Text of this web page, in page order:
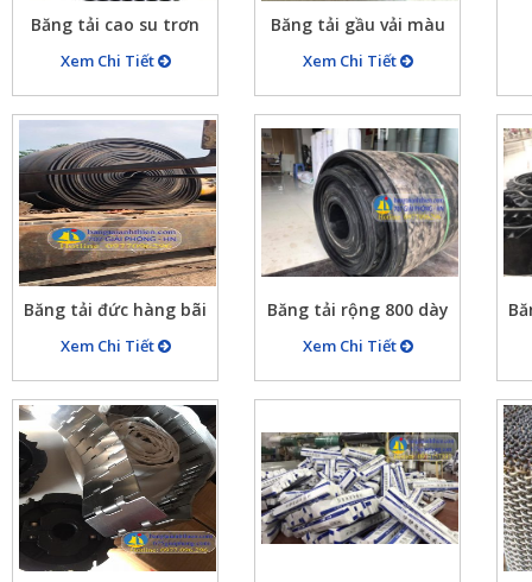
Băng tải cao su trơn
B500X5X10 chu vi nối
tròn 10900mm, dán
bèo hai bên cao 50mm
Xem Chi Tiết
Băng tải gầu vải màu
đỏ cam B300x8mm
Xem Chi Tiết
Băng tải đức hàng bãi
90% dày 15mm
Xem Chi Tiết
Băng tải rộng 800 dày
10mm, 5 lớp bố vải chịu
lực
Xem Chi Tiết